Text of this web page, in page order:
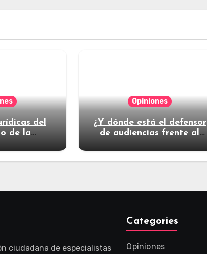
del
de la
Opiniones
¿Y dónde está el defensor
de audiencias frente al
ciudadana de especialistas
Categories
Opiniones